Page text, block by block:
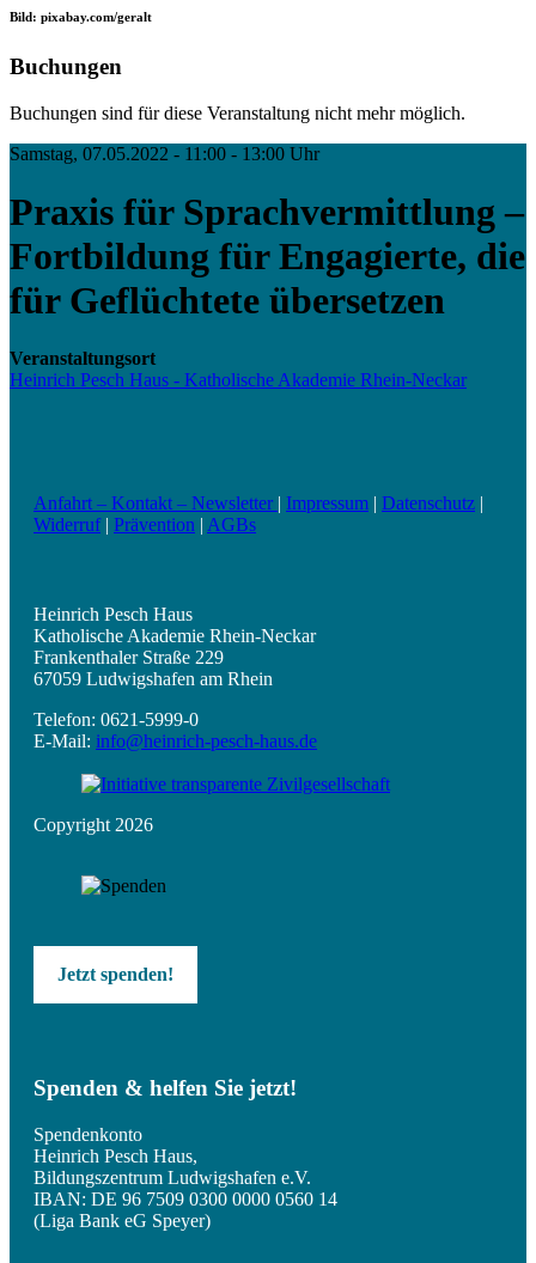
Bild: pixabay.com/geralt
Buchungen
Buchungen sind für diese Veranstaltung nicht mehr möglich.
Samstag, 07.05.2022 - 11:00 - 13:00 Uhr
Praxis für Sprachvermittlung –
Fortbildung für Engagierte, die
für Geflüchtete übersetzen
Veranstaltungsort
Heinrich Pesch Haus - Katholische Akademie Rhein-Neckar
Anfahrt – Kontakt – Newsletter | Impressum | Datenschutz |
Widerruf| Prävention | AGBs
Heinrich Pesch Haus
Katholische Akademie Rhein-Neckar
Frankenthaler Straße 229
67059 Ludwigshafen am Rhein
Telefon: 0621-5999-0
E-Mail: info@heinrich-pesch-haus.de
Copyright 2026
Jetzt spenden!
Spenden & helfen Sie jetzt!
Spendenkonto
Heinrich Pesch Haus,
Bildungszentrum Ludwigshafen e.V.
IBAN: DE 96 7509 0300 0000 0560 14
(Liga Bank eG Speyer)